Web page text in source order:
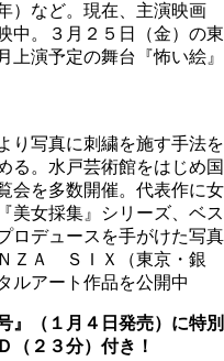
）など。現在、主演映画
中。３月２５日（金）の東
上演予定の舞台『怖い絵』
り写真に刺繍を施す手法を
る。水戸芸術館をはじめ国
会を多数開催。代表作に女
美女採集』シリーズ、ベス
ロデュースを手がけた写真
ＺＡ ＳＩＸ（東京・銀
ルアート作品を公開中
（１月４日発売）に特別
（２３分）付き！